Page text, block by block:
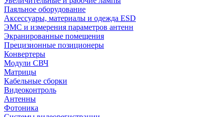
Паяльное оборудование
Аксессуары, материалы и одежда ESD
ЭМС и измерения параметров антенн
Экранированные помещения
Прецизионные позиционеры
Конвертеры
Модули СВЧ
Матрицы
Кабельные сборки
Видеоконтроль
Антенны
Фотоника